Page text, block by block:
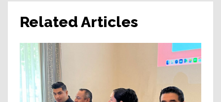
Related Articles